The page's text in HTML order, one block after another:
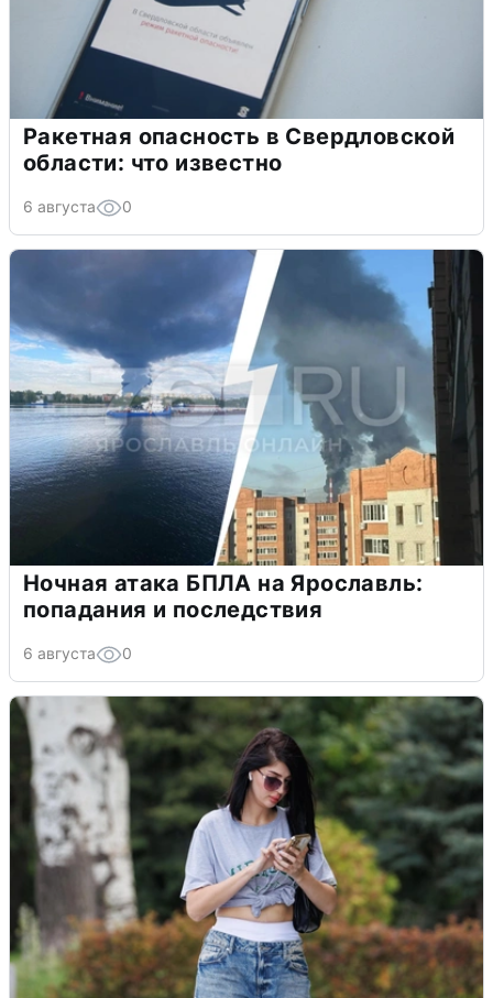
Ракетная опасность в Свердловской
области: что известно
6 августа 0
Ночная атака БПЛА на Ярославль:
попадания и последствия
6 августа 0